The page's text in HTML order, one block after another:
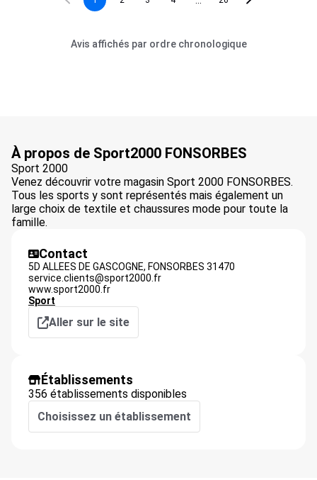
Avis affichés par ordre chronologique
À propos de Sport2000 FONSORBES
Sport 2000
Venez découvrir votre magasin Sport 2000 FONSORBES.
Tous les sports y sont représentés mais également un
large choix de textile et chaussures mode pour toute la
famille.
Contact
5D ALLEES DE GASCOGNE, FONSORBES 31470
service.clients@sport2000.fr
www.sport2000.fr
Sport
Aller sur le site
Établissements
356 établissements disponibles
Choisissez un établissement